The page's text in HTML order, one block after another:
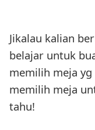
Jikalau kalian
belajar untuk
memilih meja
memilih meja
tahu!